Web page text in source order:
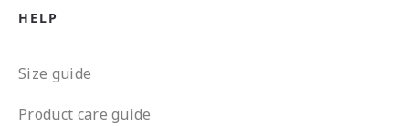
HELP
Size guide
Product care guide